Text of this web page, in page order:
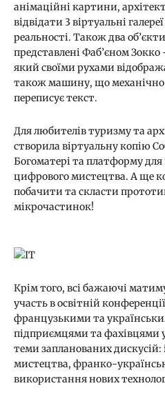
анімаційні картини,
відвідати 3 віртуальні
реальності. Також два
представлені Фаб’єном
який своїми рухами
також машину, що механічно
переписує текст.
Для любителів туризму та
створила віртуальну копію
Богоматері та платформу для
цифрового мистецтва. А ще
побачити та скласти
мікрочастинок!
Крім того, всі бажаючі
участь в освітній
французькими та
підприємцями та фахівцями
теми запланованих дискусій:
мистецтва, франко-
використання нових